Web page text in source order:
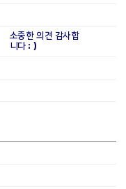
소중한 의견 감사합
니다 : )